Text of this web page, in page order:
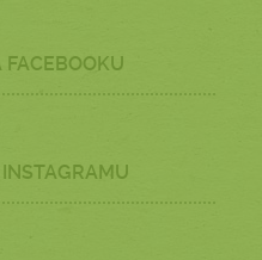
FACEBOOKU